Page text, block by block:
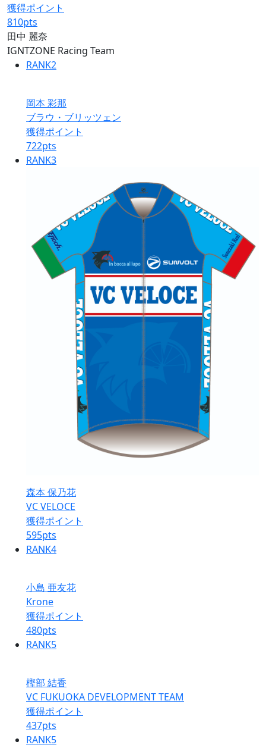
獲得ポイント
810pts
田中 麗奈
IGNTZONE Racing Team
RANK2
岡本 彩那
ブラウ・ブリッツェン
獲得ポイント
722pts
RANK3
森本 保乃花
VC VELOCE
獲得ポイント
595pts
RANK4
小島 亜友花
Krone
獲得ポイント
480pts
RANK5
樫部 結香
VC FUKUOKA DEVELOPMENT TEAM
獲得ポイント
437pts
RANK5